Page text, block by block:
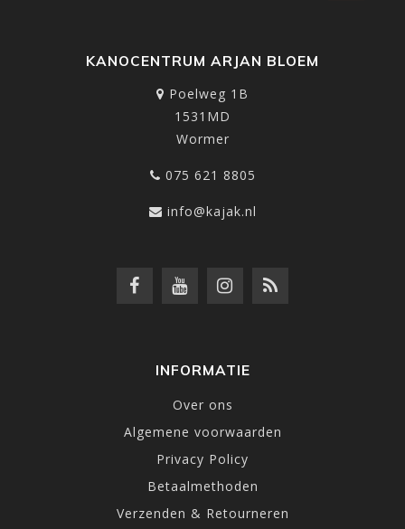
KANOCENTRUM ARJAN BLOEM
Poelweg 1B
1531MD
Wormer
075 621 8805
info@kajak.nl
INFORMATIE
Over ons
Algemene voorwaarden
Privacy Policy
Betaalmethoden
Verzenden & Retourneren